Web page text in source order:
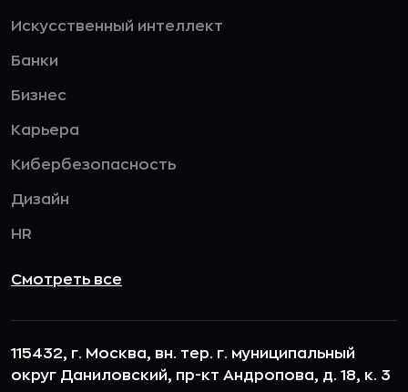
Искусственный интеллект
Банки
Бизнес
Карьера
Кибербезопасность
Дизайн
HR
Смотреть все
115432, г. Москва, вн. тер. г. муниципальный
округ Даниловский, пр-кт Андропова, д. 18, к. 3